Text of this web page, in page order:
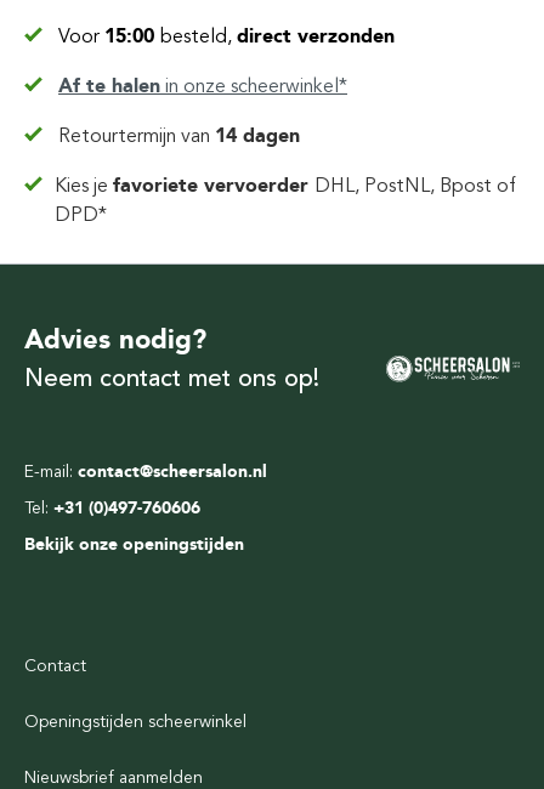
Voor 15:00 besteld, direct verzonden
Af te halen in onze scheerwinkel*
Retourtermijn van 14 dagen
Kies jefavoriete vervoerder DHL, PostNL, Bpost of
DPD*
E-mail: contact@scheersalon.nl
Tel: +31 (0)497-760606
Bekijk onze openingstijden
Advies nodig?
Neem contact met ons op!
Contact
Openingstijden scheerwinkel
Nieuwsbrief aanmelden